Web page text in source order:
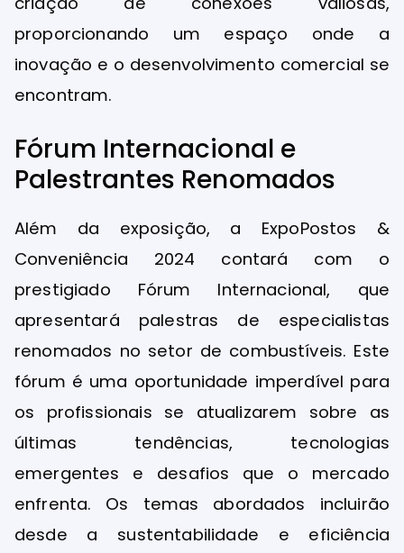
proporcionando um espaço onde a
inovação e o desenvolvimento comercial se
encontram.
Fórum Internacional e
Palestrantes Renomados
Além da exposição, a ExpoPostos &
Conveniência 2024 contará com o
prestigiado Fórum Internacional, que
apresentará palestras de especialistas
renomados no setor de combustíveis. Este
fórum é uma oportunidade imperdível para
os profissionais se atualizarem sobre as
últimas tendências, tecnologias
emergentes e desafios que o mercado
enfrenta. Os temas abordados incluirão
desde a sustentabilidade e eficiência